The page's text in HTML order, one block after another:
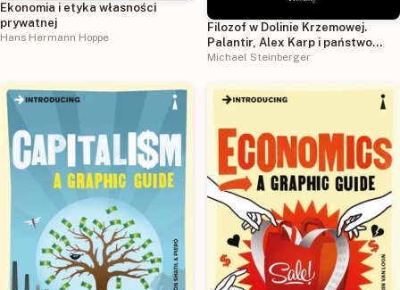
Ekonomia i etyka własności
prywatnej
Hans Hermann Hoppe
Filozof w Dolinie Krzemowej.
Palantir, Alex Karp i państwo
nadzoru
Michael Steinberger